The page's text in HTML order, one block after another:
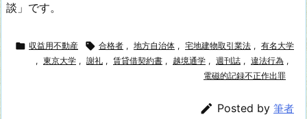
談」です。
 収益用不動産  合格者 , 地方自治体 , 宅地建物取引業法 , 有名大学
, 東京大学 , 謝礼 , 賃貸借契約書 , 越境通学 , 週刊誌 , 違法行為 ,
電磁的記録不正作出罪
 Posted by 筆者